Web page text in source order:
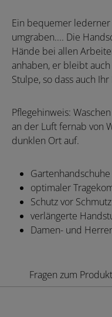
Ein bequemer lederner
umgraben.... Die
Hände bei allen
anhaben, er bleibt
Stulpe, so dass auch
Pflegehinweis:
an der Luft fernab von
dunklen Ort auf.
optimaler
Schutz vor
verlängerte
Damen- und
Fragen zum Produkt